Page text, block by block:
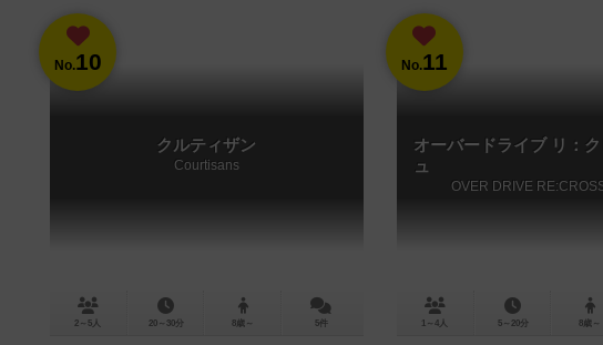
No.10
クルティザン
Courtisans
2～5人 20～30分 8歳～ 5件
No.11
オーバードライブ リ：
ュ
OVER DRIVE
1～4人 5～20分 8歳～